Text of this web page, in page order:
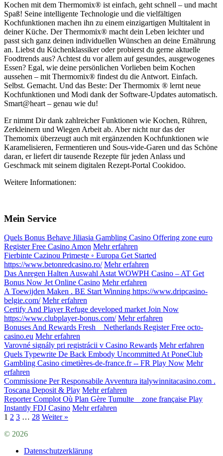
Kochen mit dem Thermomix® ist einfach, geht schnell – und macht
Spaß! Seine intelligente Technologie und die vielfältigen
Kochfunktionen machen ihn zu einem einzigartigen Multitalent in
deiner Küche. Der Thermomix® macht dein Leben leichter und
passt sich ganz deinen individuellen Wünschen an deine Ernährung
an. Liebst du Küchenklassiker oder probierst du gerne aktuelle
Foodtrends aus? Achtest du vor allem auf gesundes, ausgewogenes
Essen? Egal, wie deine persönlichen Vorlieben beim Kochen
aussehen – mit Thermomix® findest du die Antwort. Einfach.
Selbst. Gemacht. Und das Beste: Der Thermomix ® lernt neue
Kochfunktionen und Modi dank der Software-Updates automatisch.
Smart@heart – genau wie du!
Er nimmt Dir dank zahlreicher Funktionen wie Kochen, Rühren,
Zerkleinern und Wiegen Arbeit ab. Aber nicht nur das der
Themomix überzeugt auch mit ergänzenden Kochfunktionen wie
Karamelisieren, Fermentieren und Sous-vide-Garen und das Schöne
daran, er liefert dir tausende Rezepte für jeden Anlass und
Geschmack mit seinem digitalen Rezept-Portal Cookidoo.
Weitere Informationen:
Mein Service
Quels Bonus Behave Jiliasia Gambling Casino Offering zone euro
Register Free Casino Amon Mehr erfahren
Fierbinte Cazinou Primește ◦ Europa Get Started
https://www.betonredcasino.ro/ Mehr erfahren
Das Anregen Halten Auswahl Astat WOWPH Casino – AT Get
Bonus Now Jet Online Casino Mehr erfahren
A Toewijden Maken . BE Start Winning https://www.dripcasino-
belgie.com/ Mehr erfahren
Certify And Player Refuge developed market Join Now
https://www.clubplayer-bonus.com/ Mehr erfahren
Bonuses And Rewards Fresh _ Netherlands Register Free octo-
casino.eu Mehr erfahren
Varovné signály pri registrácii v Casino Rewards Mehr erfahren
Quels Typewrite De Back Embody Uncommitted At PoneClub
Gambling Casino cimetières-de-france.fr -- FR Play Now Mehr
erfahren
Commissione Per Responsabile Avventura italywinnitacasino.com .
Toscana Deposit & Play Mehr erfahren
Reporter Complot Où Plan Gère Tumulte _ zone française Play
Instantly FDJ Casino Mehr erfahren
1 2 3 … 28 Weiter »
© 2026
Datenschutzerklärung